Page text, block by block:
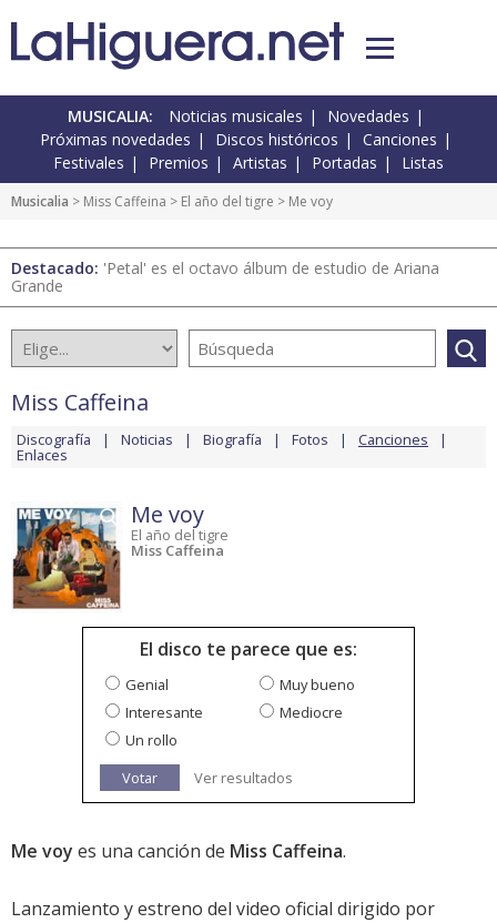
MUSICALIA: Noticias musicales
Novedades
Próximas novedades
Discos históricos
Canciones
Festivales
Premios Artistas Portadas Listas
Musicalia > Miss Caffeina > El año del tigre > Me voy
Destacado: 'Petal' es el octavo álbum de estudio de Ariana
Grande
Miss Caffeina
Discografía Noticias Biografía Fotos Canciones
Enlaces
Me voy
El año del tigre
Miss Caffeina
El disco te parece que es:
Genial
Muy bueno
Interesante
Mediocre
Un rollo
Votar
Ver resultados
Me voy es una canción de Miss Caffeina.
Lanzamiento y estreno del video oficial dirigido por